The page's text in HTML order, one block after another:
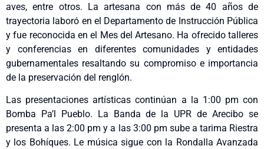
aves, entre otros. La artesana con más de 40 años de
trayectoria laboró en el Departamento de Instrucción Pública
y fue reconocida en el Mes del Artesano. Ha ofrecido talleres
y conferencias en diferentes comunidades y entidades
gubernamentales resaltando su compromiso e importancia
de la preservación del renglón.
Las presentaciones artísticas continúan a la 1:00 pm con
Bomba Pa’l Pueblo. La Banda de la UPR de Arecibo se
presenta a las 2:00 pm y a las 3:00 pm sube a tarima Riestra
y los Bohíques. Le música sigue con la Rondalla Avanzada